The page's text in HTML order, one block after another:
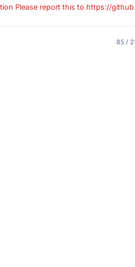
Please report this to https://
85 /